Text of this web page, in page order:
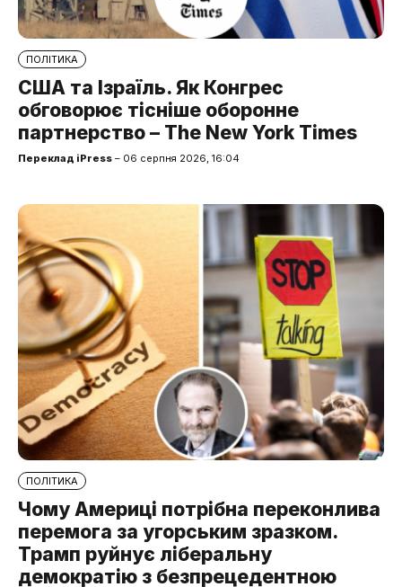
ПОЛІТИКА
США та Ізраїль. Як Конгрес
обговорює тісніше оборонне
партнерство – The New York Times
Переклад iPress – 06 серпня 2026, 16:04
ПОЛІТИКА
Чому Америці потрібна переконлива
перемога за угорським зразком.
Трамп руйнує ліберальну
демократію з безпрецедентною